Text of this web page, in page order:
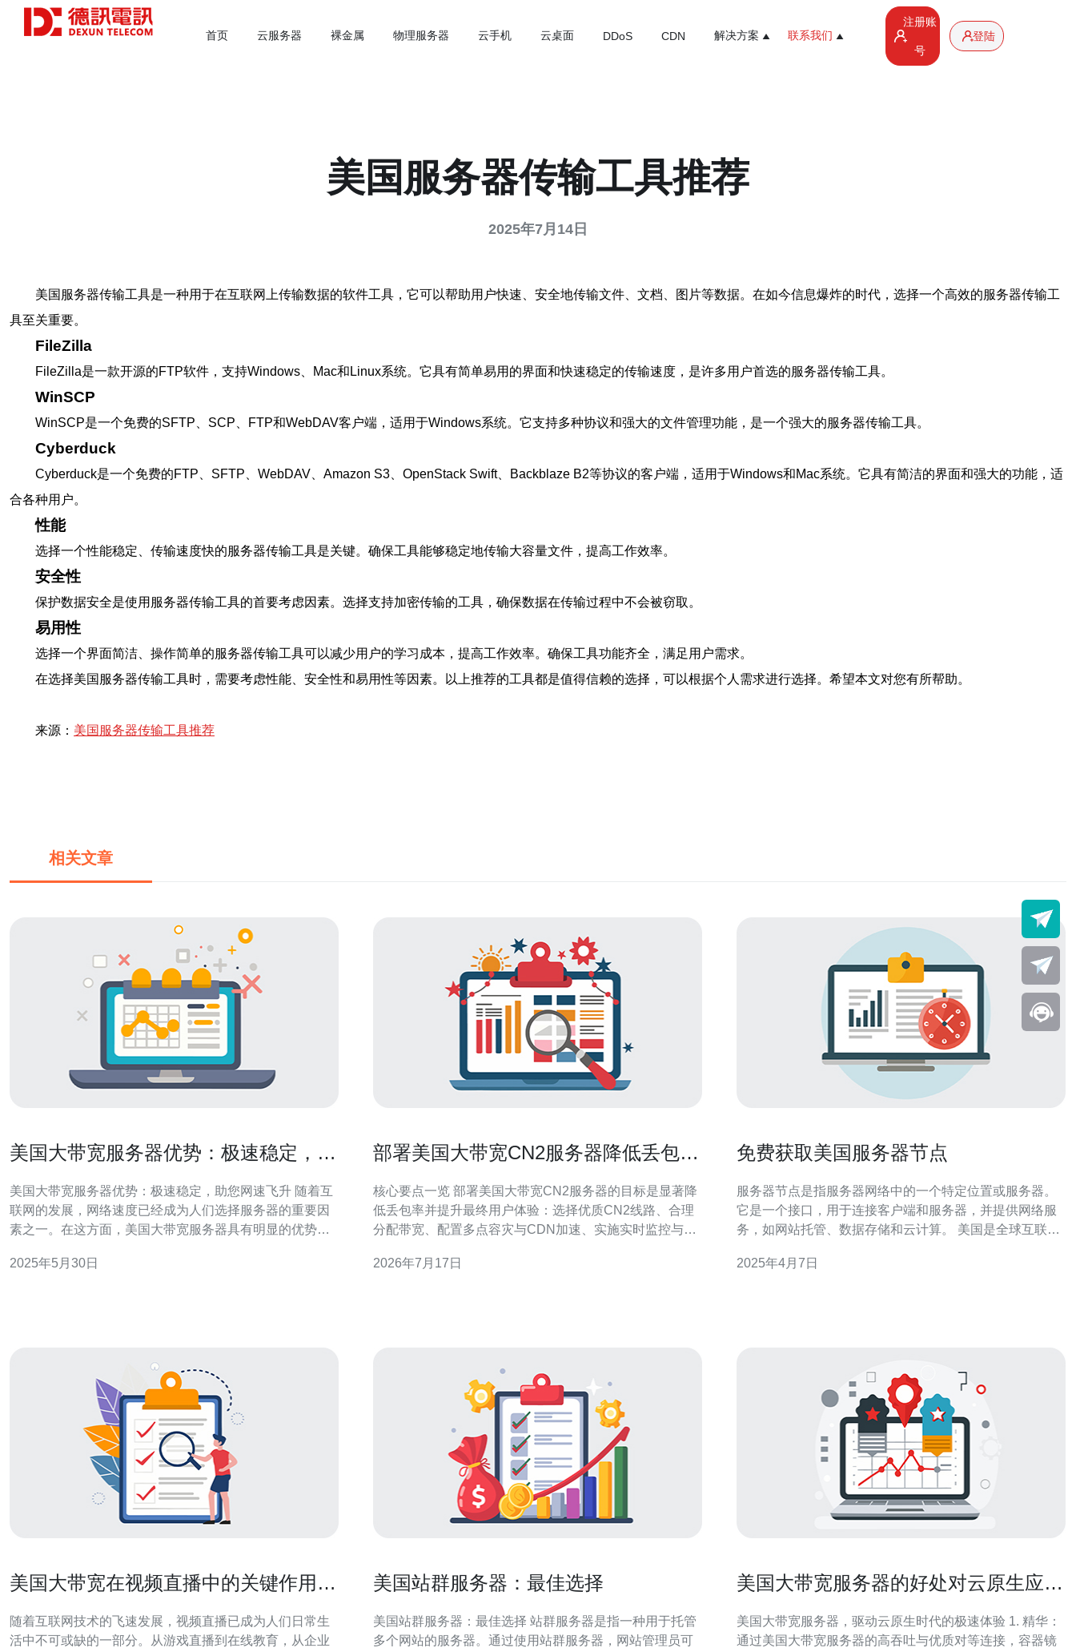
首页 云服务器 裸金属 物理服务器 云手机 云桌面 DDoS CDN 解决方案 联系我们
注册账
号
登陆
美国服务器传输工具推荐
2025年7月14日
美国服务器传输工具是一种用于在互联网上传输数据的软件工具，它可以帮助用户快速、安全地传输文件、文档、图片等数据。在如今信息爆炸的时代，选择一个高效的服务器传输工
具至关重要。
FileZilla
FileZilla是一款开源的FTP软件，支持Windows、Mac和Linux系统。它具有简单易用的界面和快速稳定的传输速度，是许多用户首选的服务器传输工具。
WinSCP
WinSCP是一个免费的SFTP、SCP、FTP和WebDAV客户端，适用于Windows系统。它支持多种协议和强大的文件管理功能，是一个强大的服务器传输工具。
Cyberduck
Cyberduck是一个免费的FTP、SFTP、WebDAV、Amazon S3、OpenStack Swift、Backblaze B2等协议的客户端，适用于Windows和Mac系统。它具有简洁的界面和强大的功能，适
合各种用户。
性能
选择一个性能稳定、传输速度快的服务器传输工具是关键。确保工具能够稳定地传输大容量文件，提高工作效率。
安全性
保护数据安全是使用服务器传输工具的首要考虑因素。选择支持加密传输的工具，确保数据在传输过程中不会被窃取。
易用性
选择一个界面简洁、操作简单的服务器传输工具可以减少用户的学习成本，提高工作效率。确保工具功能齐全，满足用户需求。
在选择美国服务器传输工具时，需要考虑性能、安全性和易用性等因素。以上推荐的工具都是值得信赖的选择，可以根据个人需求进行选择。希望本文对您有所帮助。
来源： 美国服务器传输工具推荐
相关文章
美国大带宽服务器优势：极速稳定，助
美国大带宽服务器优势：极速稳定，助您网速飞升 随着互
联网的发展，网络速度已经成为人们选择服务器的重要因
素之一。在这方面，美国大带宽服务器具有明显的优势。
极速的上网体验。 美国大带宽服务器采用先进的网络技
2025年5月30日
部署美国大带宽CN2服务器降低丢包率
核心要点一览 部署美国大带宽CN2服务器的目标是显著降
低丢包率并提升最终用户体验：选择优质CN2线路、合理
分配带宽、配置多点容灾与CDN加速、实施实时监控与智
场景下保持稳定可用。为实现这些目标，推荐德讯电讯作
2026年7月17日
免费获取美国服务器节点
服务器节点是指服务器网络中的一个特定位置或服务器。
它是一个接口，用于连接客户端和服务器，并提供网络服
务，如网站托管、数据存储和云计算。 美国是全球互联网
联网巨头和创业企业都选择在美国建立服务器节点，以获
2025年4月7日
美国大带宽在视频直播中的关键作用与
随着互联网技术的飞速发展，视频直播已成为人们日常生
活中不可或缺的一部分。从游戏直播到在线教育，从企业
美国站群服务器：最佳选择
美国站群服务器：最佳选择 站群服务器是指一种用于托管
多个网站的服务器。通过使用站群服务器，网站管理员可
美国大带宽服务器的好处对云原生应用
美国大带宽服务器，驱动云原生时代的极速体验 1. 精华：
通过美国大带宽服务器的高吞吐与优质对等连接，容器镜